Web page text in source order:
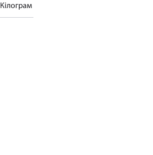
Кілограм